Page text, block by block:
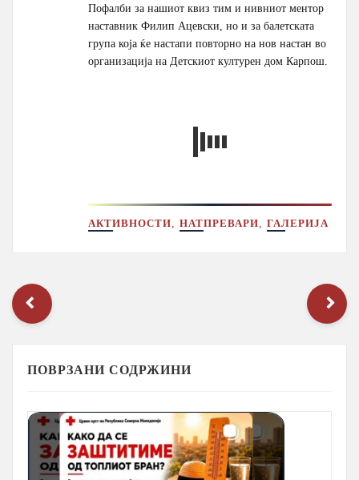
Пофалби за нашиот квиз тим и нивниот ментор
наставник Филип Ацевски, но и за балетската
група која ќе настапи повторно на нов настан во
организација на Детскиот културен дом Карпош.
АКТИВНОСТИ ,НАТПРЕВАРИ ,ГАЛЕРИЈА
ПОВРЗАНИ СОДРЖИНИ